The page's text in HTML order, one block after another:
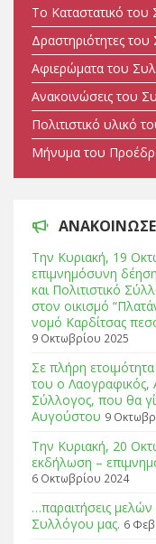
Tο Καταστατικό
Δραστηριότητες
Αφιερώματα του
Ανακοινώσεις του
Πολιτιστικό υλικό
Μήνυμα του
Tην Κυριακή, 19
επιμνημόσυνη
και Πολιτιστικό
στον οικισμό
νομό Καρδίτσας
9 Οκτωβρίου 2025
Σε πλήρη
του ο Λαογραφικός,
Σύλλογος, που θα
Αυγούστου 9
Tην Κυριακή, 20
εκδήλωση –
6 Οκτωβρίου 2024
…παραιτήσεις
Συλλόγου μας. 6